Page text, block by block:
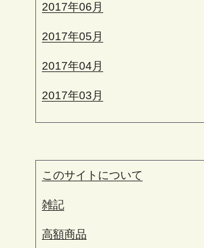
2017年06月
2017年05月
2017年04月
2017年03月
このサイトについて
雑記
高額商品